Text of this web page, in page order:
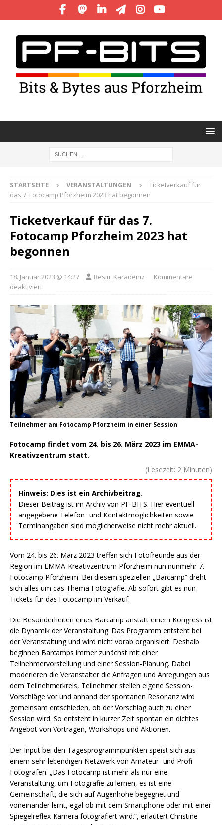
STARTSEITE VERANSTALTUNGEN
Ticketverkauf für
das 7. Fotocamp Pforzheim 2023 hat begonnen
Ticketverkauf für das 7.
Fotocamp Pforzheim 2023 hat
begonnen
18. Januar 2023 @ 14:27 Besim Karadeniz
Kommentare
deaktiviert
Teilnehmer am Fotocamp Pforzheim in einer Session
Fotocamp findet vom 24. bis 26. März 2023 im EMMA-
Kreativzentrum statt.
(Lesezeit: 2 Minuten)
Hinweis: Dies ist ein Archivbeitrag.
Dieser Beitrag ist im Archiv von PF-BITS. Hier eventuell
angegebene Telefon- und Kontaktmöglichkeiten sowie
Terminangaben sind möglicherweise nicht mehr aktuell.
Vom 24. bis 26. März 2023 treffen sich Fotofreunde aus der
Region im EMMA-Kreativzentrum Pforzheim nun nunmehr 7.
Fotocamp Pforzheim. Bei diesem speziellen „Barcamp“ dreht
sich alles um das Thema Fotografie. Ab sofort gibt es nun
Tickets für das Fotocamp im Verkauf.
Die Besonderheiten eines Barcamp anstatt einem Kongress ist
die Dynamik der Veranstaltung: Das Programm entsteht bei
der Veranstaltung und wird nicht vorab organisiert. Deshalb
beginnen Barcamps immer zunächst mit einer
Teilnehmervorstellung und einer Session-Planung. Dabei
moderieren die Veranstalter die Anfragen und Anregungen aus
dem Teilnehmerkreis, Teilnehmer stellen eigene Session-
Vorschläge vor und anhand der spontanen Resonanz wird
gemeinsam entschieden, ob der Vorschlag auch zu einer
Session wird. So entsteht in kurzer Zeit spontan ein dichtes
Angebot von Vorträgen, Workshops und Aktionen.
Der Input bei den Tagesprogrammpunkten speist sich aus
einem sehr lebendigen Netzwerk von Amateur- und Profi-
Fotografen. „Das Fotocamp ist mehr als nur eine
Veranstaltung, um Fotografie zu lernen, es ist eine
Gemeinschaft, die sich auf Augenhöhe begegnet und
voneinander lernt, egal ob mit dem Smartphone oder mit einer
Spiegelreflex-Kamera fotografiert wird.“, erläutert Christine